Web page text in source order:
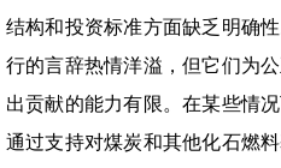
结构和投资标准方面缺乏明确
行的言辞热情洋溢，但它们为
出贡献的能力有限。在某些情
通过支持对煤炭和其他化石燃